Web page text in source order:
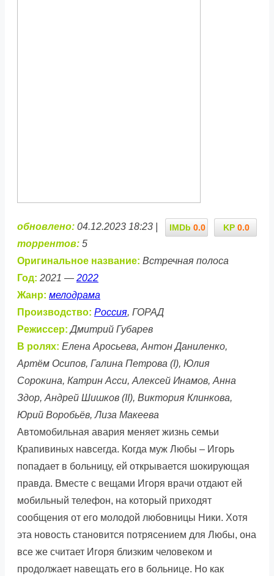
KP 0.0
IMDb 0.0
обновлено: 04.12.2023 18:23 |
торрентов: 5
Оригинальное название: Встречная полоса
Год: 2021 — 2022
Жанр: мелодрама
Производство: Россия, ГОРАД
Режиссер: Дмитрий Губарев
В ролях: Елена Аросьева, Антон Даниленко,
Артём Осипов, Галина Петрова (I), Юлия
Сорокина, Катрин Асси, Алексей Инамов, Анна
Здор, Андрей Шишков (II), Виктория Клинкова,
Юрий Воробьёв, Лиза Макеева
Автомобильная авария меняет жизнь семьи
Крапивиных навсегда. Когда муж Любы – Игорь
попадает в больницу, ей открывается шокирующая
правда. Вместе с вещами Игоря врачи отдают ей
мобильный телефон, на который приходят
сообщения от его молодой любовницы Ники. Хотя
эта новость становится потрясением для Любы, она
все же считает Игоря близким человеком и
продолжает навещать его в больнице. Но как